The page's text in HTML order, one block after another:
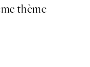
thème